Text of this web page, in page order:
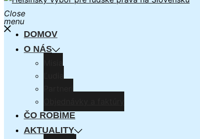
Close
menu
DOMOV
O NÁS
ČO ROBÍME
AKTUALITY